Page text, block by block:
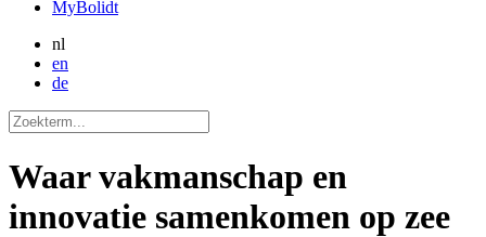
MyBolidt
nl
en
de
Waar vakmanschap en
innovatie samenkomen op zee